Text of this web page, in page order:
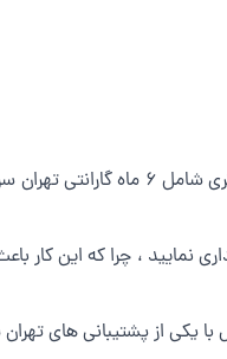
بله ، همانگونه که در ابتدا
نمایید ، چرا که این کار
با یکی از پشتیبانی های